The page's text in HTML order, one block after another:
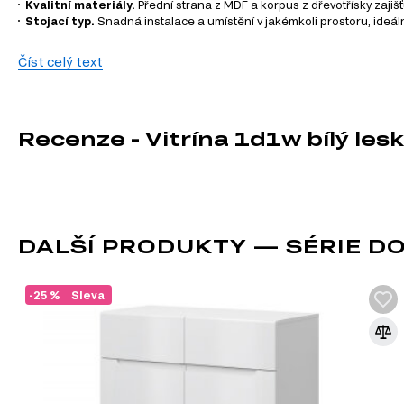
Kvalitní materiály. Přední strana z MDF a korpus z dřevotřísky
Stojací typ. Snadná instalace a umístění v jakémkoli prostoru,
Informace o sérii nábytku
TV stolky
Číst celý text
Recenze - Vitrína 1d1w bílý
DALŠÍ PRODUKTY — SÉRIE
Sleva
-25 %